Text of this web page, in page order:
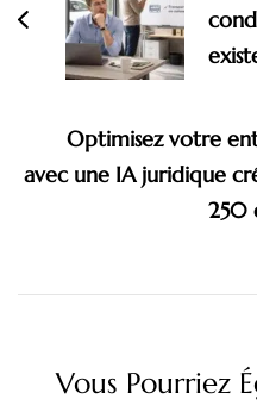
Optimisez votre
avec une IA juridique
250
Vous Pourriez